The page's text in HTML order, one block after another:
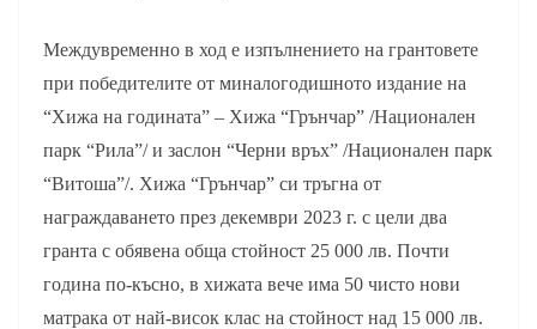
Междувременно в ход е изпълнението на грантовете
при победителите от миналогодишното издание на
“Хижа на годината” – Хижа “Грънчар” /Национален
парк “Рила”/ и заслон “Черни връх” /Национален парк
“Витоша”/. Хижа “Грънчар” си тръгна от
награждаването през декември 2023 г. с цели два
гранта с обявена обща стойност 25 000 лв. Почти
година по-късно, в хижата вече има 50 чисто нови
матрака от най-висок клас на стойност над 15 000 лв.